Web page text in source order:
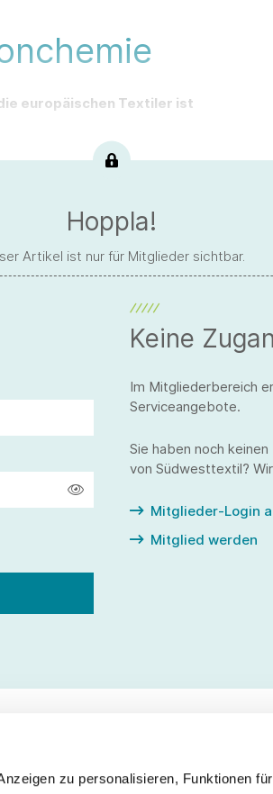
zu personalisieren, Funktionen
europäischen Textiler ist
Hoppla!
Artikel ist nur für Mitglieder sichtbar.
Keine
Im Mitgliederbereich
Serviceangebote.
Sie haben noch
von Südwesttextil?
Mitglieder-Login
Mitglied werden